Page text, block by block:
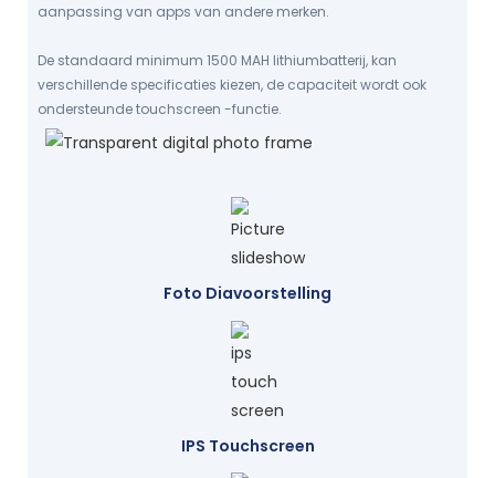
aanpassing van apps van andere merken.
De standaard minimum 1500 MAH lithiumbatterij, kan
verschillende specificaties kiezen, de capaciteit wordt ook
ondersteunde touchscreen -functie.
Foto Diavoorstelling
IPS Touchscreen